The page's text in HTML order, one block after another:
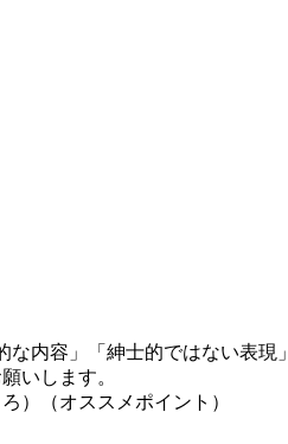
内容」「紳士的ではない表現」
いします。
）（オススメポイント）